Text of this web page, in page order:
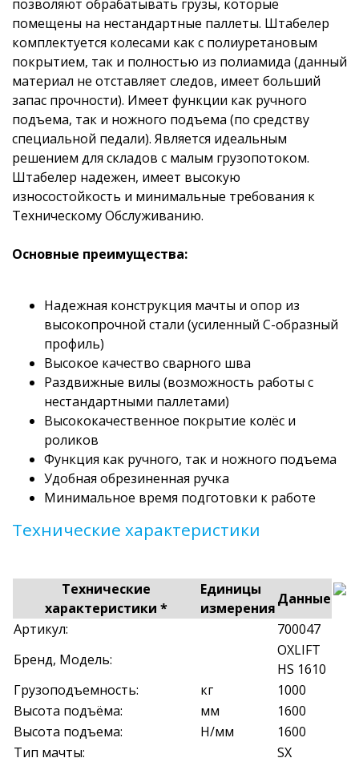
позволяют обрабатывать грузы, которые
помещены на нестандартные паллеты. Штабелер
комплектуется колесами как с полиуретановым
покрытием, так и полностью из полиамида (данный
материал не отставляет следов, имеет больший
запас прочности). Имеет функции как ручного
подъема, так и ножного подъема (по средству
специальной педали). Является идеальным
решением для складов с малым грузопотоком.
Штабелер надежен, имеет высокую
износостойкость и минимальные требования к
Техническому Обслуживанию.
Основные преимущества:
Надежная конструкция мачты и опор из
высокопрочной стали (усиленный С-образный
профиль)
Высокое качество сварного шва
Раздвижные вилы (возможность работы с
нестандартными паллетами)
Высококачественное покрытие колёс и
роликов
Функция как ручного, так и ножного подъема
Удобная обрезиненная ручка
Минимальное время подготовки к работе
Технические характеристики
Технические
характеристики *
Единицы
измерения
Данные
Артикул:
700047
Бренд, Модель:
OXLIFT
HS 1610
Грузоподъемность:
кг
1000
Высота подъёма:
мм
1600
Высота подъема:
H/мм
1600
Тип мачты:
SX